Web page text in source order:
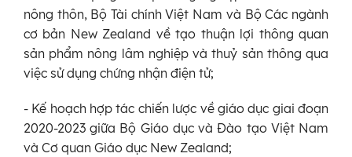
nông thôn, Bộ Tài chính Việt Nam và Bộ Các ngành
cơ bản New Zealand về tạo thuận lợi thông quan
sản phẩm nông lâm nghiệp và thuỷ sản thông qua
việc sử dụng chứng nhận điện tử;
- Kế hoạch hợp tác chiến lược về giáo dục giai đoạn
2020-2023 giữa Bộ Giáo dục và Đào tạo Việt Nam
và Cơ quan Giáo dục New Zealand;